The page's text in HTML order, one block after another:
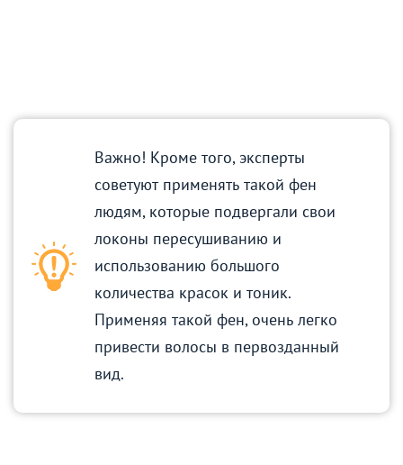
Важно! Кроме того, эксперты
советуют применять такой фен
людям, которые подвергали свои
локоны пересушиванию и
использованию большого
количества красок и тоник.
Применяя такой фен, очень легко
привести волосы в первозданный
вид.